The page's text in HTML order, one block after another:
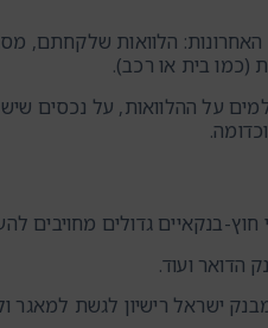
הלוואות שלקחתם,
(כמו בית או רכב).
על ההלוואות, על נכסים
בנקאיים גדולים מחויבים
הדואר ועוד.